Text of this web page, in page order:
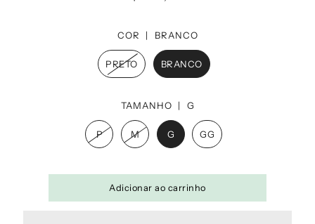
COR | BRANCO
PRETO BRANCO
TAMANHO | G
P M G GG